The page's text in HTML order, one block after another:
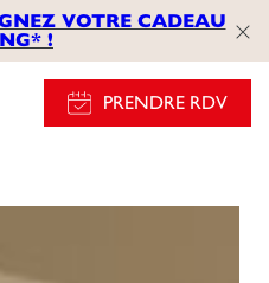
VOTRE CADEAU
!
PRENDRE RDV